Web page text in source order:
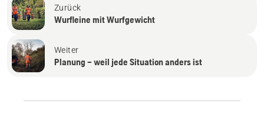
Zurück
Wurfleine mit Wurfgewicht
Weiter
Planung – weil jede Situation anders ist